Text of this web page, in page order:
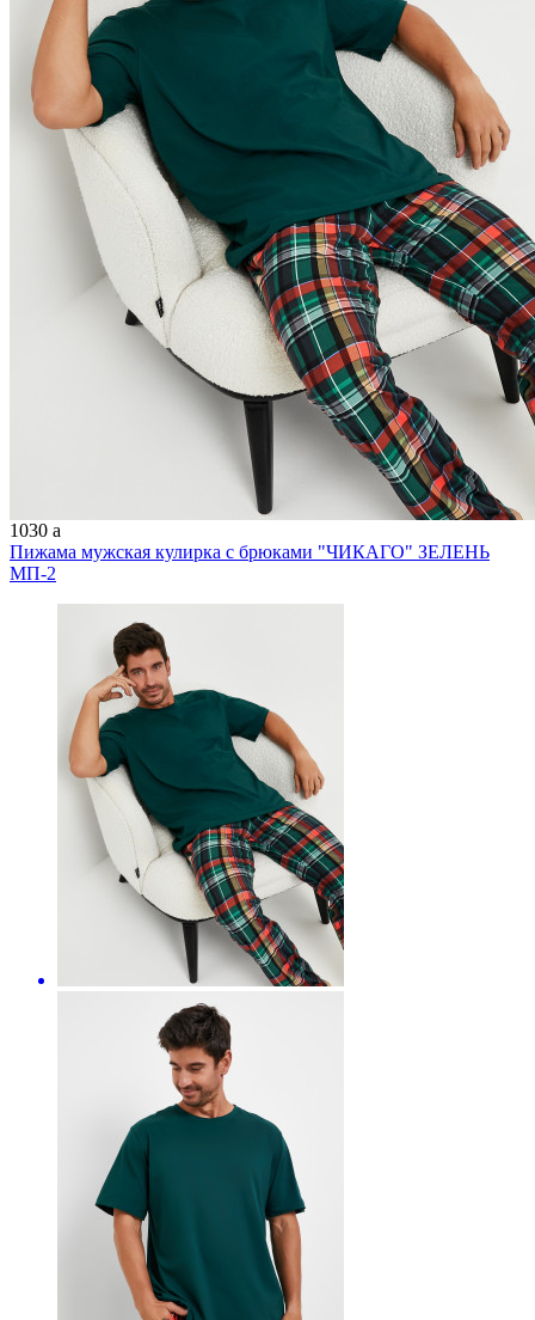
1030 a
Пижама мужская кулирка с брюками "ЧИКАГО" ЗЕЛЕНЬ
МП-2